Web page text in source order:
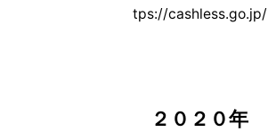
tps://cashless.go.jp/
２０２０年